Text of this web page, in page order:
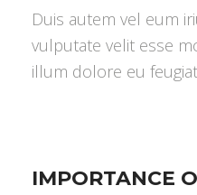
Duis autem vel eum
vulputate velit esse
illum dolore eu
IMPORTANCE